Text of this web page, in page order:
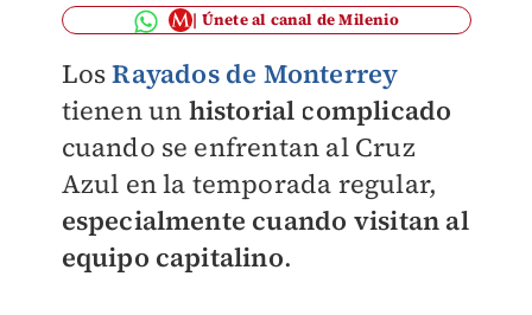
Únete al canal de Milenio
LosRayados de Monterrey
tienen un historial complicado
cuando se enfrentan al Cruz
Azul en la temporada regular,
especialmente cuando visitan al
equipo capitalino.